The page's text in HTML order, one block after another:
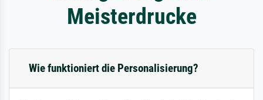
Meisterdrucke
Wie funktioniert die Personalisierung?